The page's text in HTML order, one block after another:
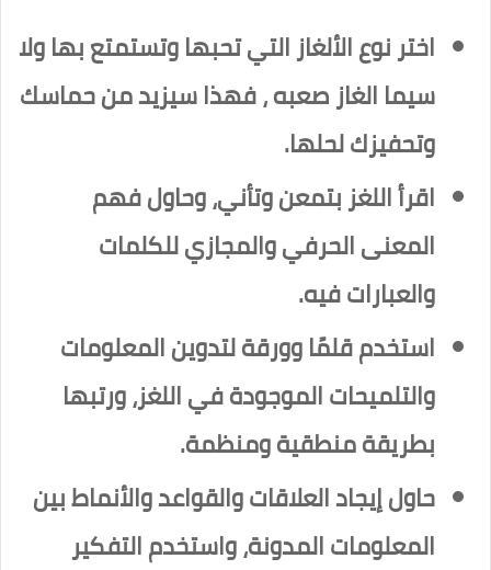
اختر نوع الألغاز التي تحبها وتستمتع بها ولا
سيما الغاز صعبه ، فهذا سيزيد من حماسك
وتحفيزك لحلها.
اقرأ اللغز بتمعن وتأني، وحاول فهم
المعنى الحرفي والمجازي للكلمات
والعبارات فيه.
استخدم قلمًا وورقة لتدوين المعلومات
والتلميحات الموجودة في اللغز، ورتبها
بطريقة منطقية ومنظمة.
حاول إيجاد العلاقات والقواعد والأنماط بين
المعلومات المدونة، واستخدم التفكير